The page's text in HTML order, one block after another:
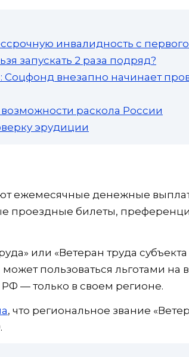
инвалидность с первого
запускать 2 раза подряд?
Соцфонд внезапно начинает
раскола России
эрудиции
ежемесячные денежные
проездные билеты,
или «Ветеран труда
пользоваться льготами на
— только в своем регионе.
, что региональное звание